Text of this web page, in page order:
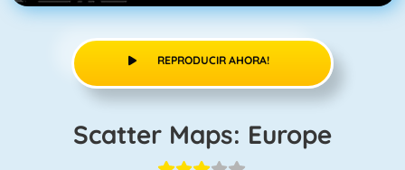
REPRODUCIR AHORA!
Scatter Maps: Europe